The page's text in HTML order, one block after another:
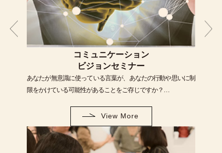
コミュニケーション
ビジョンセミナー
あなたが無意識に使っている言葉が、あなたの行動や思いに制
限をかけている可能性があることをご存じですか？…
View More